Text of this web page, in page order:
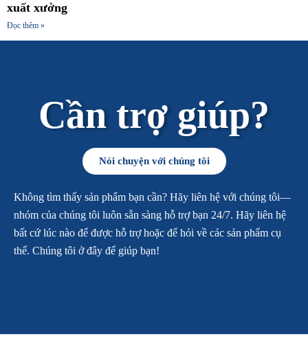
xuất xưởng
Đọc thêm »
Cần trợ giúp?
Nói chuyện với chúng tôi
Không tìm thấy sản phẩm bạn cần? Hãy liên hệ với chúng tôi—
nhóm của chúng tôi luôn sẵn sàng hỗ trợ bạn 24/7. Hãy liên hệ
bất cứ lúc nào để được hỗ trợ hoặc để hỏi về các sản phẩm cụ
thể. Chúng tôi ở đây để giúp bạn!